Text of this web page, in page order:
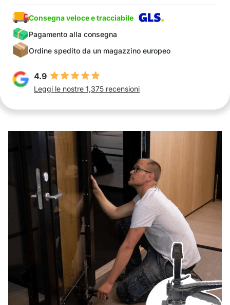
Consegna veloce e tracciabile
Pagamento alla consegna
Ordine spedito da un magazzino europeo
4.9
Leggi le nostre 1,375 recensioni